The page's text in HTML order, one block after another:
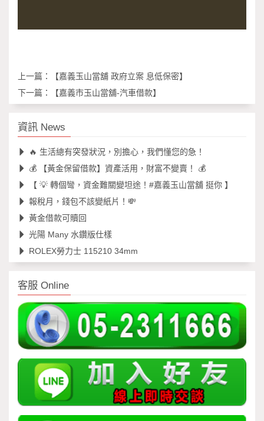
上一篇：
【嘉義玉山當舖 政府立案 息低保密】
下一篇：
【嘉義市玉山當舖-汽車借款】
資訊 News
🔥 生活總有突發狀況，別擔心，我們懂您的急！
💰 【黃金保留借款】資產活用，財富不變賣！ 💰
【 💡 轉個彎，資金難關變坦途！#嘉義玉山當舖 挺你 】
報稅月，錢包不該變紙片！💸
黃金借款可贖回
光陽 Many 水鑽版仕樣
ROLEX勞力士 115210 34mm
客服 Online